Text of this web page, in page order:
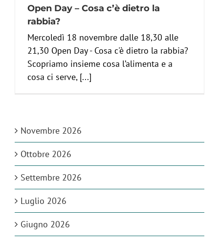
Open Day – Cosa c’è dietro la
rabbia?
Mercoledì 18 novembre dalle 18,30 alle
21,30 Open Day - Cosa c'è dietro la rabbia?
Scopriamo insieme cosa l’alimenta e a
cosa ci serve, [...]
Novembre 2026
Ottobre 2026
Settembre 2026
Luglio 2026
Giugno 2026